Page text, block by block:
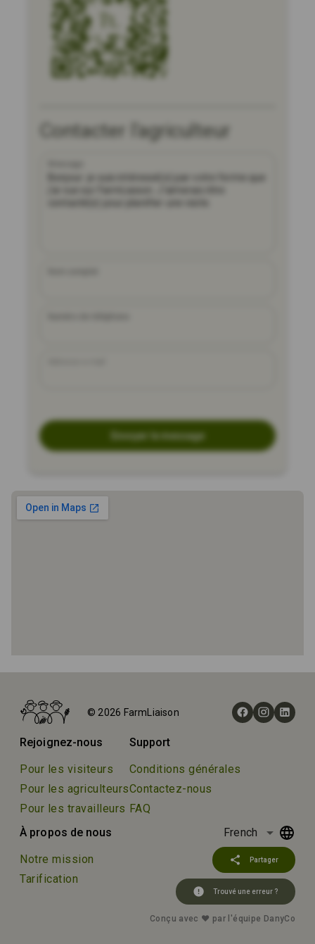
Contacter l'agriculteur
Envoyer le message
Fermes
Clandulla Cottages & Farmstay
© 2026 FarmLiaison
Rejoignez-nous
Pour les visiteurs
Pour les agriculteurs
Pour les travailleurs
Support
Conditions générales
Contactez-nous
FAQ
À propos de nous
Notre mission
Tarification
French arrow_drop_down
share Partager
error Trouvé une erreur ?
Conçu avec ❤️ par l'équipe DanyCo